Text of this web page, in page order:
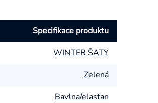
Specifikace produktu
WINTER ŠATY
Zelená
Bavlna/elastan